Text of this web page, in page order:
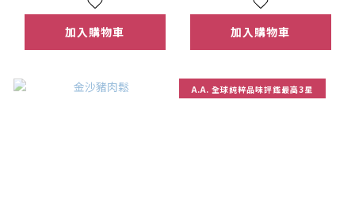
加入購物車 加入購物車
A.A. 全球純粹品味評鑑最高3星